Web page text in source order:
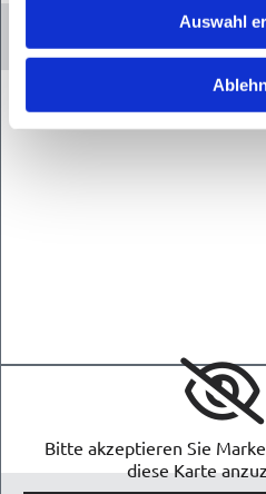
Auswahl
Bitte akzeptieren Sie
diese Karte